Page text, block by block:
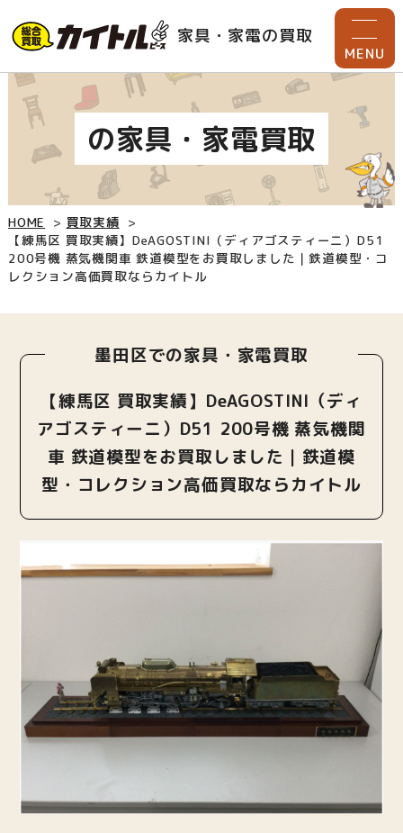
家具・家電の買取
MENU
の家具・家電買取
HOME
買取実績
【練馬区 買取実績】DeAGOSTINI（ディアゴスティーニ）D51
200号機 蒸気機関車 鉄道模型をお買取しました｜鉄道模型・コ
レクション高価買取ならカイトル
墨田区での家具・家電買取
【練馬区 買取実績】DeAGOSTINI（ディ
アゴスティーニ）D51 200号機 蒸気機関
車 鉄道模型をお買取しました｜鉄道模
型・コレクション高価買取ならカイトル